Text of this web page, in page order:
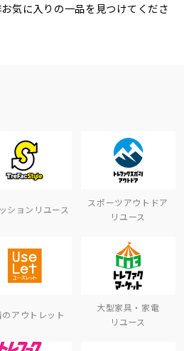
気に入りの一品を見つけてくださ
ションリユース
スポーツアウトドア
リユース
アウトレット
大型家具・家電
リユース